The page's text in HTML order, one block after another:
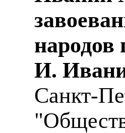
И.
Санкт-